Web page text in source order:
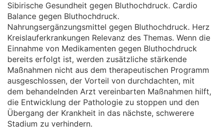
Sibirische Gesundheit gegen Bluthochdruck. Cardio
Balance gegen Bluthochdruck.
Nahrungsergänzungsmittel gegen Bluthochdruck. Herz
Kreislauferkrankungen Relevanz des Themas. Wenn die
Einnahme von Medikamenten gegen Bluthochdruck
bereits erfolgt ist, werden zusätzliche stärkende
Maßnahmen nicht aus dem therapeutischen Programm
ausgeschlossen, der Vorteil von durchdachten, mit
dem behandelnden Arzt vereinbarten Maßnahmen hilft,
die Entwicklung der Pathologie zu stoppen und den
Übergang der Krankheit in das nächste, schwerere
Stadium zu verhindern.